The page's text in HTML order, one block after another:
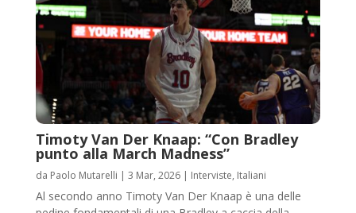
Timoty Van Der Knaap: “Con Bradley
punto alla March Madness”
da Paolo Mutarelli | 3 Mar, 2026| Interviste, Italiani
Al secondo anno Timoty Van Der Knaap è una delle